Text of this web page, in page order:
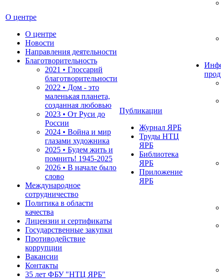
О центре
О центре
Новости
Направления деятельности
Благотворительность
2021 • Глоссарий
благотворительности
2022 • Дом - это
маленькая планета,
созданная любовью
2023 • От Руси до
России
2024 • Война и мир
глазами художника
2025 • Будем жить и
помнить! 1945-2025
2026 • В начале было
слово
Международное
сотрудничество
Политика в области
качества
Лицензии и сертификаты
Государственные закупки
Противодействие
коррупции
Вакансии
Контакты
35 лет ФБУ "НТЦ ЯРБ"
Публикации
Журнал ЯРБ
Труды НТЦ
ЯРБ
Библиотека
ЯРБ
Приложение
ЯРБ